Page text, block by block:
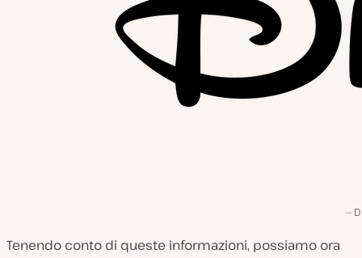
Tenendo conto di queste informazioni, possiamo ora